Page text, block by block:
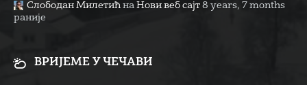
Слободан Милетић на Нови веб сајт 8 years, 7 months
раније
ВРИЈЕМЕ У ЧЕЧАВИ